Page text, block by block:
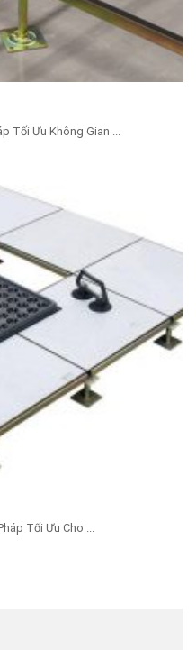
Tối Ưu Không Gian ...
Tối Ưu Cho ...